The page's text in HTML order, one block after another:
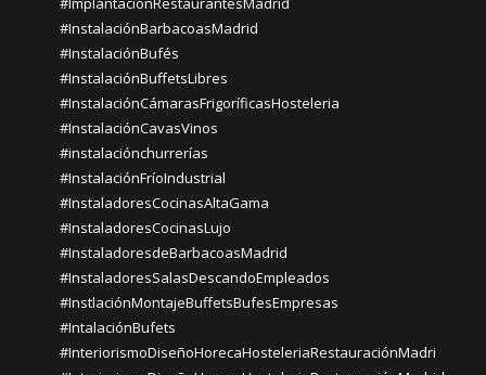
#InstalaciónBarbacoasMadrid
#InstalaciónBufés
#InstalaciónBuffetsLibres
#InstalaciónCámarasFrigoríficasHosteleria
#InstalaciónCavasVinos
#instalaciónchurrerías
#InstalaciónFríoIndustrial
#InstaladoresCocinasAltaGama
#InstaladoresCocinasLujo
#InstaladoresdeBarbacoasMadrid
#InstaladoresSalasDescandoEmpleados
#InstlaciónMontajeBuffetsBufesEmpresas
#IntalaciónBufets
#InteriorismoDiseñoHorecaHosteleriaRestauraciónMadri